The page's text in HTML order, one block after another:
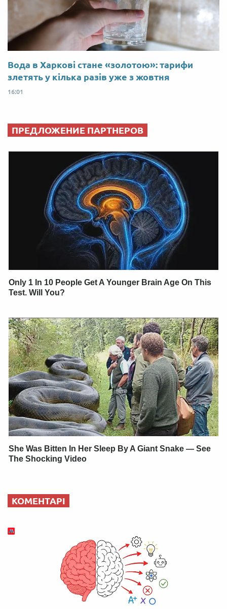
Вода в Харкові стане «золотою»: тарифи
злетять у кілька разів уже з жовтня
16:01
ПРЕДЛОЖЕНИЕ ПАРТНЕРОВ
Only 1 In 10 People Get A Younger Brain Age On This
Test. Will You?
She Was Bitten In Her Sleep By A Giant Snake — See
The Shocking Video
КОМЕНТАРІ